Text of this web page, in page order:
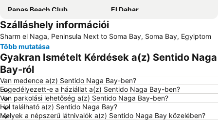
Papas Beach Club
El Dahar
Hard Rock Cafe Hurghada
Szálláshely információi
Sharm el Naga, Peninsula Next to Soma Bay, Soma Bay, Egyiptom
Több mutatása
Gyakran Ismételt Kérdések a(z) Sentido Naga
Bay-ról
Van medence a(z) Sentido Naga Bay-ben?
Engedélyezett-e a háziállat a(z) Sentido Naga Bay-ben?
Van parkolási lehetőség a(z) Sentido Naga Bay-ben?
Hol található a(z) Sentido Naga Bay?
Melyek a népszerű látnivalók a(z) Sentido Naga Bay közelében?